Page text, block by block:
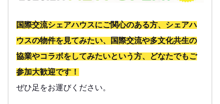
国際交流シェアハウスにご関心のある方、シェアハ
ウスの物件を見てみたい、国際交流や多文化共生の
協業やコラボをしてみたいという方、どなたでもご
参加大歓迎です！
ぜひ足をお運びください。